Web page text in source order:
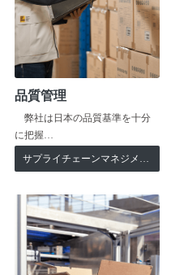
品質管理
弊社は日本の品質基準を十分
に把握…
サプライチェーンマネジメント